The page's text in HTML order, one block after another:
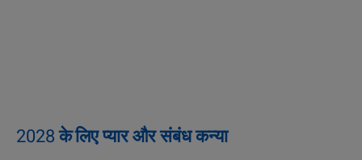
2028 के लिए प्यार और संबंध कन्या